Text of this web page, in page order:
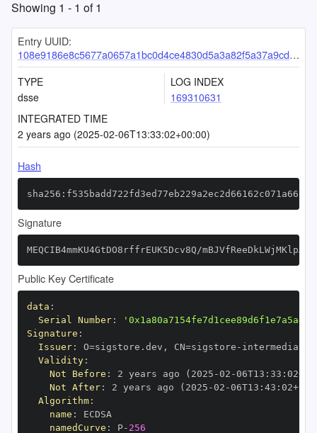
Showing 1 - 1 of1
Entry UUID:
108e9186e8c5677a0657a1bc0d4ce4830d5a3a82f5a37a9cd1934485615c3471d5c8cc70c74faa3f
TYPE
dsse
LOG INDEX
169310631
INTEGRATED TIME
2 years ago (2025-02-06T13:33:02+00:00)
Hash
Signature
MEQCIB4mmKU4GtDO8rffrEUK5Dcv8Q/
Public Key Certificate
data :
Serial Number:
Signature :
Issuer: O=sigstore.dev , CN=sigstore -
Validity:
Not Before : 2 years ago (2025 -02 -06T13 : 33 : 02+00
Not After: 2 years ago (2025 -02 -06T13 : 43 : 02+00
Algorithm:
name :
namedCurve : P- 256